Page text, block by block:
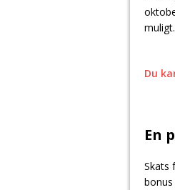
muligt.
Du
En
Skats